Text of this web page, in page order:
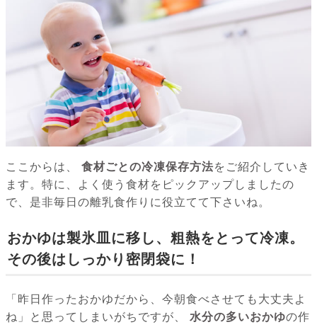
ここからは、 食材ごとの冷凍保存方法をご紹介していき
ます。特に、よく使う食材をピックアップしましたの
で、是非毎日の離乳食作りに役立てて下さいね。
おかゆは製氷皿に移し、粗熱をとって冷凍。
その後はしっかり密閉袋に！
「昨日作ったおかゆだから、今朝食べさせても大丈夫よ
ね」と思ってしまいがちですが、
水分の多いおかゆの作